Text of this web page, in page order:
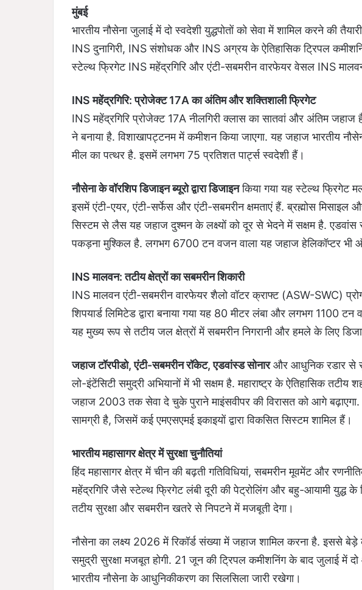
मुंबई
भारतीय नौसेना जुलाई में दो स्वदेशी युद्धपोतों को सेवा में शामिल करने की
INS दुनागिरी, INS संशोधक और INS अग्रय के ऐतिहासिक ट्रिपल
स्टेल्थ फ्रिगेट INS महेंद्रगिरि और एंटी-सबमरीन वारफेयर वेसल INS
INS महेंद्रगिरि: प्रोजेक्ट 17A का अंतिम और शक्तिशाली फ्रिगेट
INS महेंद्रगिरि प्रोजेक्ट 17A नीलगिरी क्लास का सातवां और अंतिम जहाज
ने बनाया है. विशाखापट्टनम में कमीशन किया जाएगा. यह जहाज भारतीय
मील का पत्थर है. इसमें लगभग 75 प्रतिशत पार्ट्स स्वदेशी हैं।
नौसेना के वॉरशिप डिजाइन ब्यूरो द्वारा डिजाइनकिया गया यह स्टेल्थ फ्रिगेट
इसमें एंटी-एयर, एंटी-सर्फेस और एंटी-सबमरीन क्षमताएं हैं. ब्रह्मोस
सिस्टम से लैस यह जहाज दुश्मन के लक्ष्यों को दूर से भेदने में सक्षम है. एडवांस
पकड़ना मुश्किल है. लगभग 6700 टन वजन वाला यह जहाज हेलिकॉप्टर भी
INS मालवन: तटीय क्षेत्रों का सबमरीन शिकारी
INS मालवन एंटी-सबमरीन वारफेयर शैलो वॉटर क्राफ्ट (ASW-SWC)
शिपयार्ड लिमिटेड द्वारा बनाया गया यह 80 मीटर लंबा और लगभग 1100
यह मुख्य रूप से तटीय जल क्षेत्रों में सबमरीन निगरानी और हमले के लिए
जहाज टॉरपीडो, एंटी-सबमरीन रॉकेट, एडवांस्ड सोनारऔर आधुनिक रडार से
लो-इंटेंसिटी समुद्री अभियानों में भी सक्षम है. महाराष्ट्र के ऐतिहासिक तटीय
जहाज 2003 तक सेवा दे चुके पुराने माइंसवीपर की विरासत को आगे
सामग्री है, जिसमें कई एमएसएमई इकाइयों द्वारा विकसित सिस्टम शामिल हैं।
भारतीय महासागर क्षेत्र में सुरक्षा चुनौतियां
हिंद महासागर क्षेत्र में चीन की बढ़ती गतिविधियां, सबमरीन मूवमेंट और
महेंद्रगिरि जैसे स्टेल्थ फ्रिगेट लंबी दूरी की पेट्रोलिंग और बहु-आयामी युद्ध के
तटीय सुरक्षा और सबमरीन खतरे से निपटने में मजबूती देगा।
नौसेना का लक्ष्य 2026 में रिकॉर्ड संख्या में जहाज शामिल करना है. इससे
समुद्री सुरक्षा मजबूत होगी. 21 जून की ट्रिपल कमीशनिंग के बाद जुलाई में दो
भारतीय नौसेना के आधुनिकीकरण का सिलसिला जारी रखेगा।